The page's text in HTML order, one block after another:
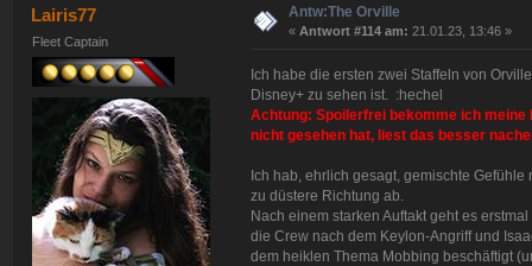
Lairis77
Fleet Captain
Antw:The Orville
« Antwort #114 am: 21.01.23, 13:46 »
Ich habe die ersten zwei Staffeln von
Disney+ zu sehen ist. :hechel
Achtung: Spoilerfrei bekomme ich meine
nicht gesehen hat, liest das besser
Ich hab, ehrlich gesagt, gemischte
zu düstere Richtung ab.
Nach einem starken Auftakt geht es
die Crew nach dem Keylon-Angriff und
dem heiklen Thema Mobbing beschäftigt